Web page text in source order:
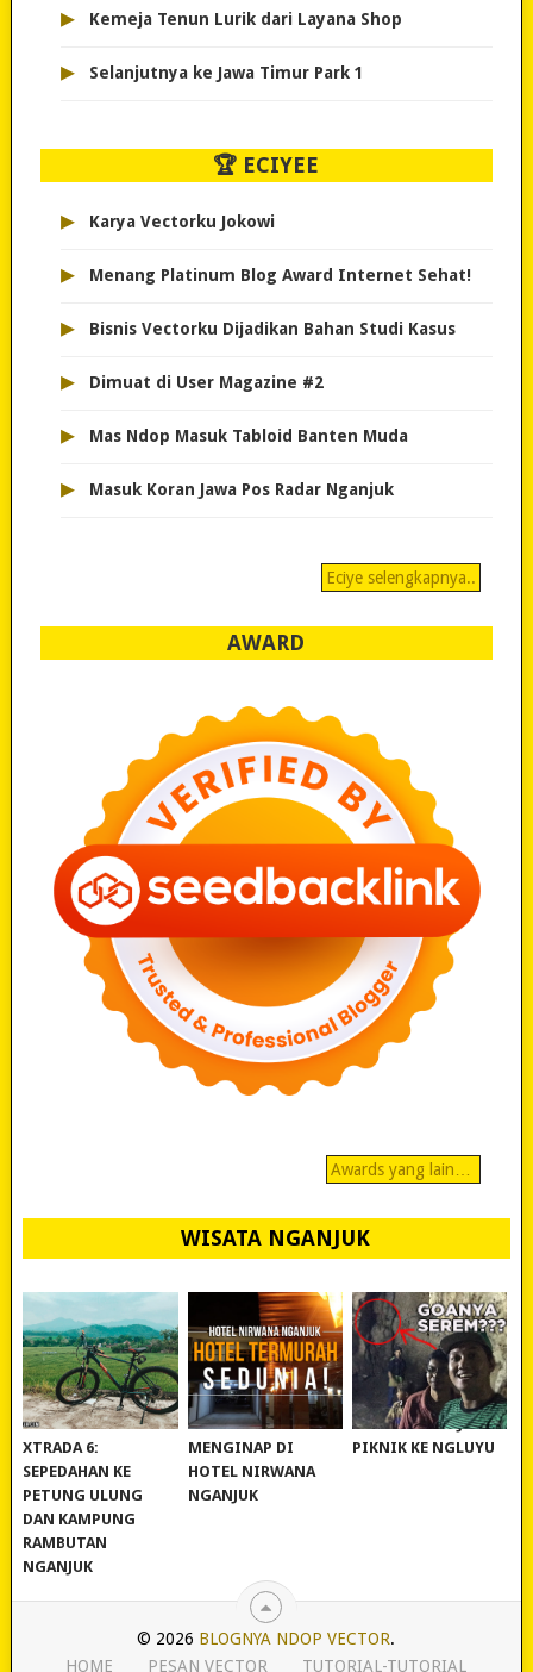
▸ Kemeja Tenun Lurik dari Layana Shop
▸ Selanjutnya ke Jawa Timur Park 1
🏆 ECIYEE
▸ Karya Vectorku Jokowi
▸ Menang Platinum Blog Award Internet Sehat!
▸ Bisnis Vectorku Dijadikan Bahan Studi Kasus
▸ Dimuat di User Magazine #2
▸ Mas Ndop Masuk Tabloid Banten Muda
▸ Masuk Koran Jawa Pos Radar Nganjuk
Eciye selengkapnya..
AWARD
Awards yang lain…
WISATA NGANJUK
REVIEW POLYGON
XTRADA 6:
SEPEDAHAN KE
PETUNG ULUNG
DAN KAMPUNG
RAMBUTAN
NGANJUK
MURAH BANGET!
MENGINAP DI
HOTEL NIRWANA
NGANJUK
WISATA NGANJUK:
PIKNIK KE NGLUYU
© 2026 BLOGNYA NDOP VECTOR.
HOME
PESAN VECTOR TUTORIAL-TUTORIAL